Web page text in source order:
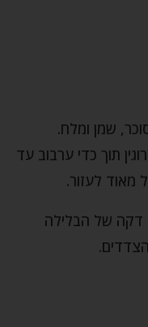
שמן ומלח.
תוך כדי ערבוב עד
מאוד לעזור.
דקה של הבלילה